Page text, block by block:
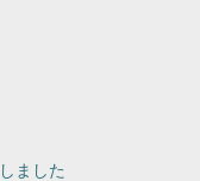
ました